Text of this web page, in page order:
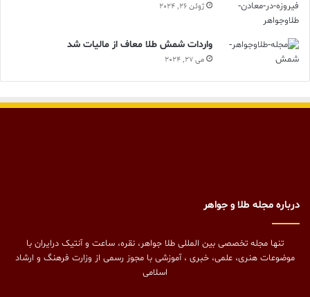
ژوئن 26, 2024
واردات شمش طلا معاف از مالیات شد
می 27, 2024
درباره مجله طلا و جواهر
تنها مجله تخصصی بین المللی طلا جواهر، نقره، ساعت و آنتیک درایران با
موضوعات هنری، علمی، خبری ، آموزشی با مجوز رسمی از وزارت فرهنگ و ارشاد
اسلامی